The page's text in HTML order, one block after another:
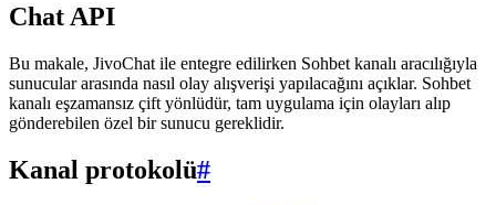
Chat API
Bu makale, JivoChat ile entegre edilirken Sohbet kanalı aracılığıyla
sunucular arasında nasıl olay alışverişi yapılacağını açıklar. Sohbet
kanalı eşzamansız çift yönlüdür, tam uygulama için olayları alıp
gönderebilen özel bir sunucu gereklidir.
Kanal protokolü#